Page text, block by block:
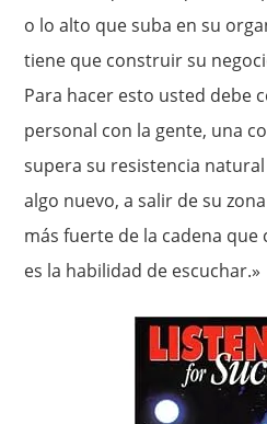
o lo alto que suba en su
tiene que construir su
Para hacer esto usted debe
personal con la gente, una
supera su resistencia
algo nuevo, a salir de su
más fuerte de la cadena que
es la habilidad de escuchar.»